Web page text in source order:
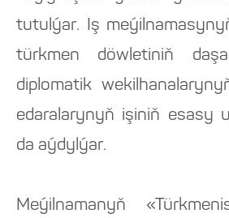
tutulýar. Iş
türkmen döwletiniň
diplomatik
edaralarynyň işiniň esasy
da aýdylýar.
Meýilnamanyň